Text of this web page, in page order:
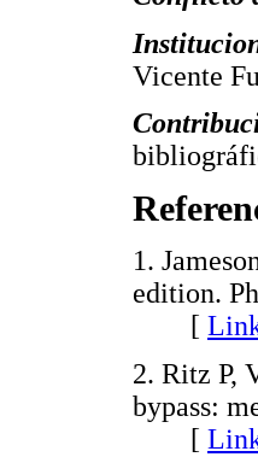
Vicente
1.
edition.
[
2. Ritz P,
bypass:
[